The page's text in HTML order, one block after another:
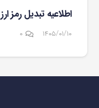
اطلاعیه تبدیل رمز ارز DAI و تغییر برند به USDS
۱۴۰۵/۰۱/۱۰ ۰